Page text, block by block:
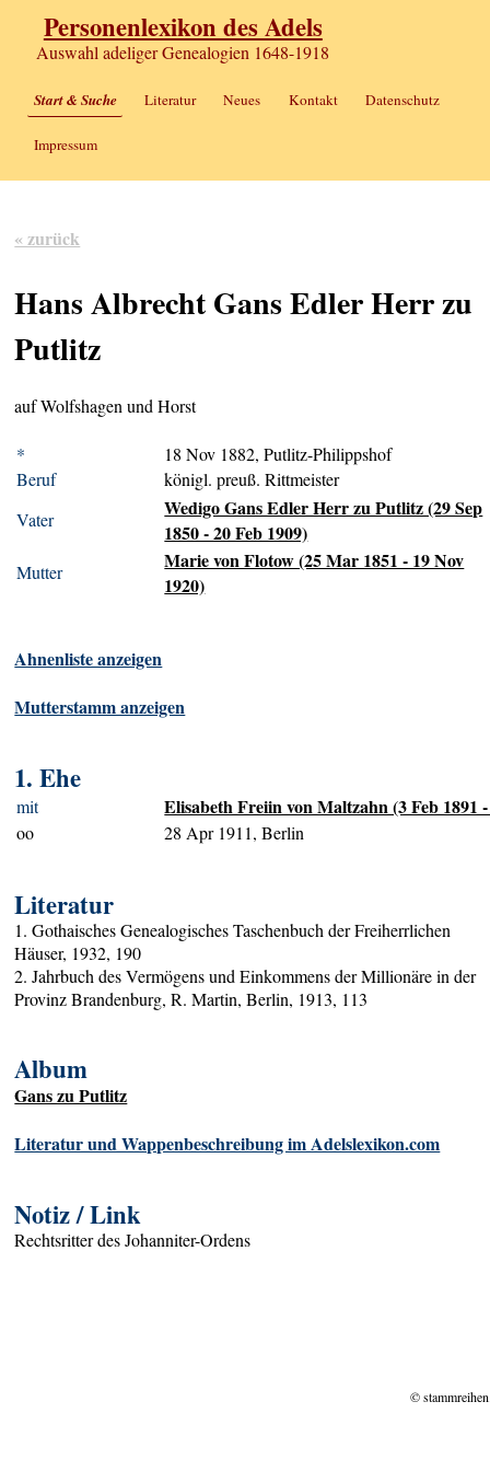
Personenlexikon des Adels
Auswahl adeliger Genealogien 1648-1918
Start & Suche Literatur Neues Kontakt Datenschutz
Impressum
« zurück
Hans Albrecht Gans Edler Herr zu
Putlitz
auf Wolfshagen und Horst
*
18 Nov 1882, Putlitz-Philippshof
Beruf
königl. preuß. Rittmeister
Vater
Wedigo Gans Edler Herr zu Putlitz (29 Sep
1850 - 20 Feb 1909)
Mutter
Marie von Flotow (25 Mar 1851 - 19 Nov
1920)
Ahnenliste anzeigen
Mutterstamm anzeigen
1. Ehe
mit Elisabeth Freiin von Maltzahn (3 Feb 1891
oo 28 Apr 1911, Berlin
Literatur
1. Gothaisches Genealogisches Taschenbuch der Freiherrlichen
Häuser, 1932, 190
2. Jahrbuch des Vermögens und Einkommens der Millionäre in der
Provinz Brandenburg, R. Martin, Berlin, 1913, 113
Album
Gans zu Putlitz
Literatur und Wappenbeschreibung im Adelslexikon.com
Notiz / Link
Rechtsritter des Johanniter-Ordens
©